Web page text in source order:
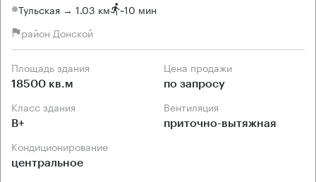
Тульская → 1.03 км ~10 мин
район Донской
Площадь здания
18500 кв.м
Цена продажи
по запросу
Класс здания
B+
Вентиляция
приточно-вытяжная
Кондиционирование
центральное